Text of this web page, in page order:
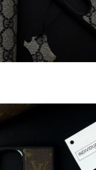
Vedi altro